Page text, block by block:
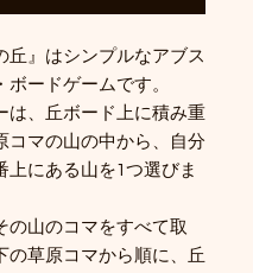
丘』はシンプルなアブス
ボードゲームです。
は、丘ボード上に積み重
コマの山の中から、自分
上にある山を1つ選びま
の山のコマをすべて取
の草原コマから順に、丘